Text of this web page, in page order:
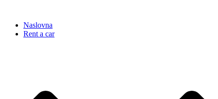
Naslovna
Rent a car